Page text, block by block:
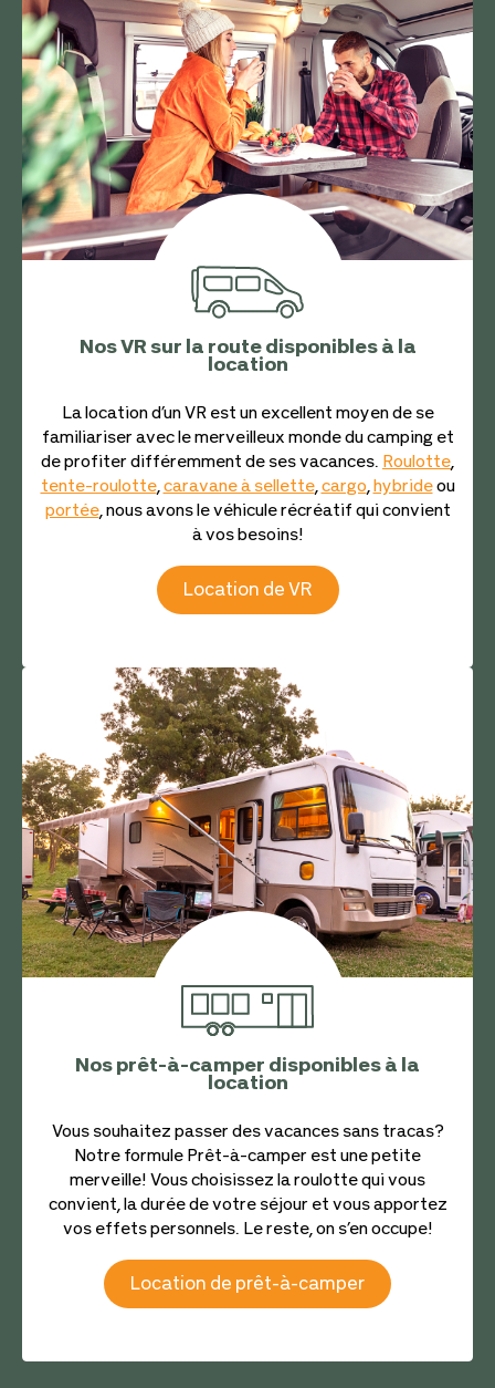
Nos VR sur la route disponibles à la
location
La location d’un VR est un excellent moyen de se
familiariser avec le merveilleux monde du camping et
de profiter différemment de ses vacances. Roulotte,
tente-roulotte,caravane à sellette,cargo,hybrideou
portée, nous avons le véhicule récréatif qui convient
à vos besoins!
Location de VR
Nos prêt-à-camper disponibles à la
location
Vous souhaitez passer des vacances sans tracas?
Notre formule Prêt-à-camper est une petite
merveille! Vous choisissez la roulotte qui vous
convient, la durée de votre séjour et vous apportez
vos effets personnels. Le reste, on s’en occupe!
Location de prêt-à-camper